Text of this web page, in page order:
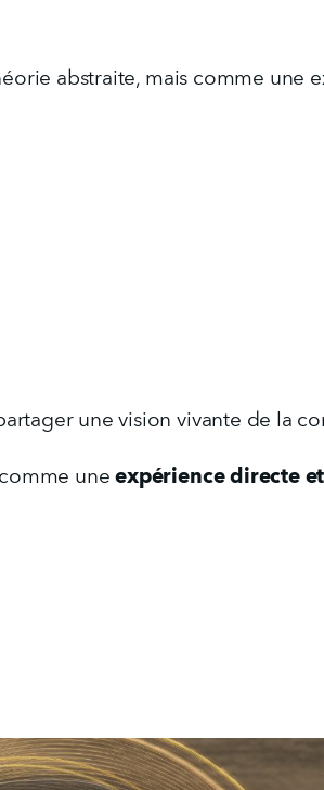
abstraite, mais comme une
une vision vivante de la
une expérience directe